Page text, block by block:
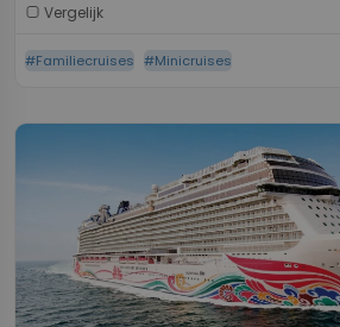
Vergelijk
#Familiecruises #Minicruises